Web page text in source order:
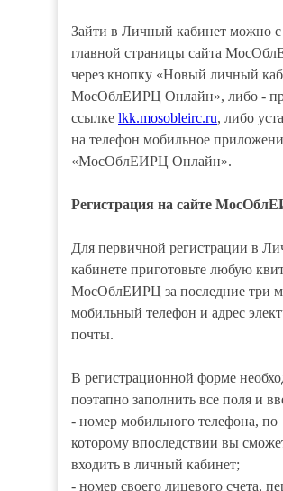
Зайти в Личный кабинет можно с
главной страницы сайта
через кнопку «Новый личный
МосОблЕИРЦ Онлайн», либо -
ссылке lkk.mosobleirc.ru, либо
на телефон мобильное
«МосОблЕИРЦ Онлайн».
Регистрация на сайте
Для первичной регистрации в
кабинете приготовьте любую
МосОблЕИРЦ за последние три
мобильный телефон и адрес
почты.
В регистрационной форме
поэтапно заполнить все поля и
- номер мобильного телефона, по
которому впоследствии вы
входить в личный кабинет;
- номер своего лицевого счета,